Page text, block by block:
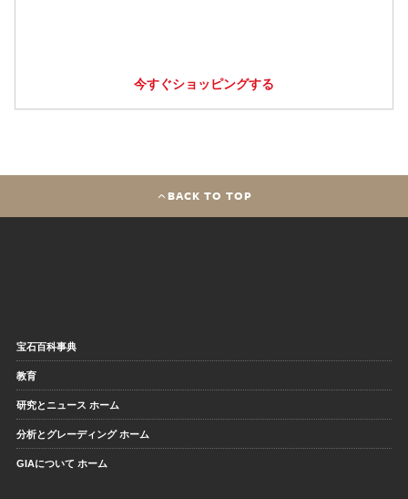
今すぐショッピングする
BACK TO TOP
宝石百科事典
教育
研究とニュース ホーム
分析とグレーディング ホーム
GIAについて ホーム